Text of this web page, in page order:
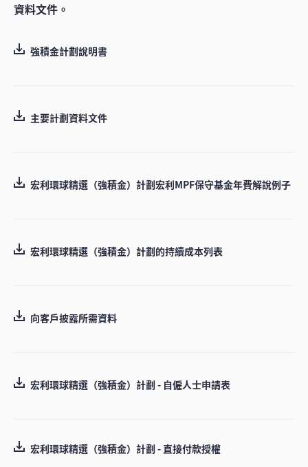
資料文件。
強積金計劃說明書
主要計劃資料文件
宏利環球精選（強積金）計劃宏利MPF保守基金年費解說例子
宏利環球精選（強積金）計劃的持續成本列表
向客戶披露所需資料
宏利環球精選（強積金）計劃 - 自僱人士申請表
宏利環球精選（強積金）計劃 - 直接付款授權